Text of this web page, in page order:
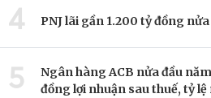
4 PNJ lãi gần 1.200 tỷ đồng
5
Ngân hàng ACB nửa đầu
đồng lợi nhuận sau thuế, tỷ